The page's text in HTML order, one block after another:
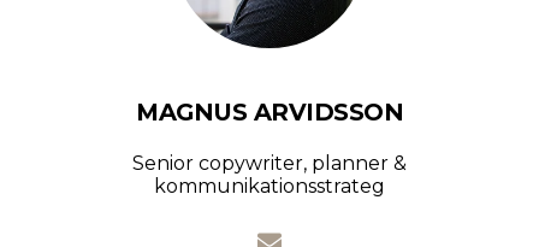
MAGNUS ARVIDSSON
Senior copywriter, planner &
kommunikationsstrateg